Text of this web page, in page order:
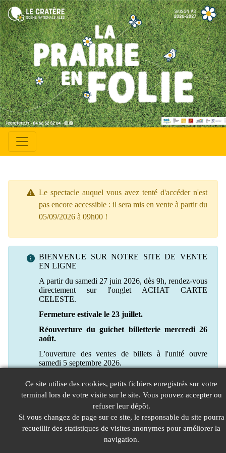
Le spectacle auquel vous avez tenté d'accéder n'est
pas encore accessible : il sera mis en vente à partir du
05/09/2026 à 09h00 !
BIENVENUE SUR NOTRE SITE DE VENTE
EN LIGNE
A partir du samedi 27 juin 2026, dès 9h, rendez-vous
directement sur l'onglet ACHAT CARTE
CELESTE.
Fermeture estivale le 23 juillet.
Réouverture du guichet billetterie mercredi 26
août.
L'ouverture des ventes de billets à l'unité ouvre
samedi 5 septembre 2026.
Ce site utilise des cookies, petits fichiers enregistrés sur votre
terminal lors de votre visite sur le site. Vous pouvez accepter ou
refuser leur dépôt.
Si vous changez de page sur ce site, le responsable du site pourra
recueillir des statistiques de visites anonymes pour améliorer la
navigation.